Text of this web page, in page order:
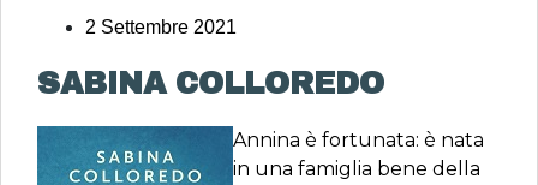
2 Settembre 2021
SABINA COLLOREDO
Annina è fortunata: è nata
in una famiglia bene della